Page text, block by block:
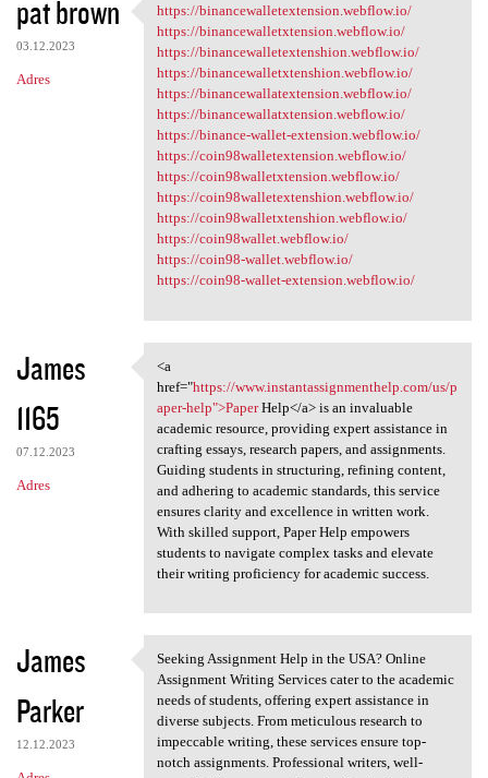
pat brown
03.12.2023
Adres
https:/
https://binancewalletextension.webflow.io/
https://binancewalletxtension.webflow.io/
https://binancewalletextenshion.webflow.io/
https://binancewalletxtenshion.webflow.io/
https://binancewallatextension.webflow.io/
https://binancewallatxtension.webflow.io/
https://binance-wallet-extension.webflow.io/
https://coin98walletextension.webflow.io/
https://coin98walletxtension.webflow.io/
https://coin98walletextenshion.webflow.io/
https://coin98walletxtenshion.webflow.io/
https://coin98wallet.webflow.io/
https://coin98-wallet.webflow.io/
https://coin98-wallet-extension.webflow.io/
James
1165
07.12.2023
Adres
<a href="https://www
<a
href="https://www.instantassignmenthelp.com/us/p
aper-help">PaperHelp</a> is an invaluable
academic resource, providing expert assistance in
crafting essays, research papers, and assignments.
Guiding students in structuring, refining content,
and adhering to academic standards, this service
ensures clarity and excellence in written work.
With skilled support, Paper Help empowers
students to navigate complex tasks and elevate
their writing proficiency for academic success.
James
Parker
12.12.2023
Seeking Assignment Help in
Seeking Assignment Help in the USA? Online
Assignment Writing Services cater to the academic
needs of students, offering expert assistance in
diverse subjects. From meticulous research to
impeccable writing, these services ensure top-
notch assignments. Professional writers, well-